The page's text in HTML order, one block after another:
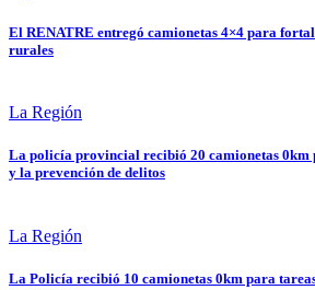
El RENATRE entregó camionetas 4×4 para
rurales
La Región
La policía provincial recibió 20 camionetas
y la prevención de delitos
La Región
La Policía recibió 10 camionetas 0km para